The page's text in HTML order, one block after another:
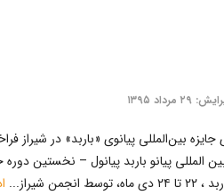
مرداد ۱۳۹۵
جایزه بین‌المللی پیانوی «باربد» در شیراز
المللی پیانو باربد پیانول – نخستین دوره
توسط انجمن شیراز...